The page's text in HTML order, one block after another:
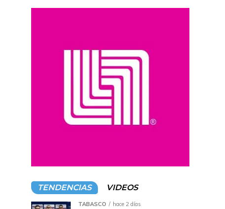
TENDENCIAS VIDEOS
TABASCO hace 2 días